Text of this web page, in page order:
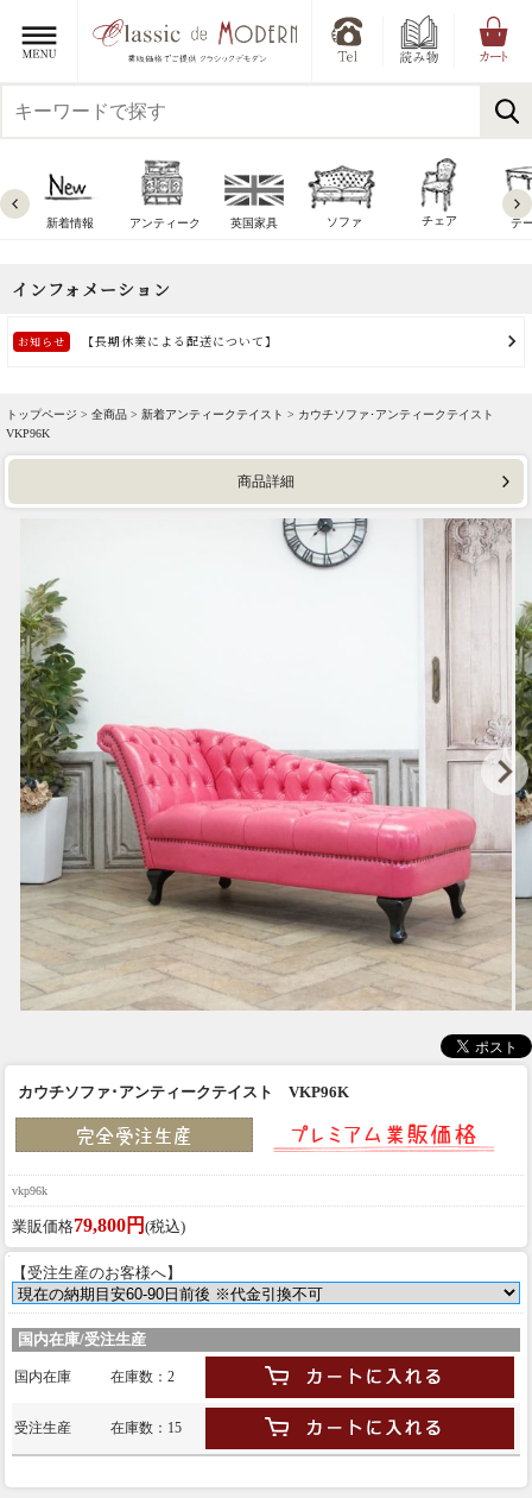
新着情報 アンティーク 英国家具 ソファ チェア テ
トップページ > 全商品 > 新着アンティークテイスト > カウチソファ･アンティークテイスト
VKP96K
商品詳細
カウチソファ･アンティークテイスト VKP96K
vkp96k
業販価格79,800円 (税込)
【受注生産のお客様へ】
国内在庫/受注生産
国内在庫 在庫数：2
受注生産 在庫数：15